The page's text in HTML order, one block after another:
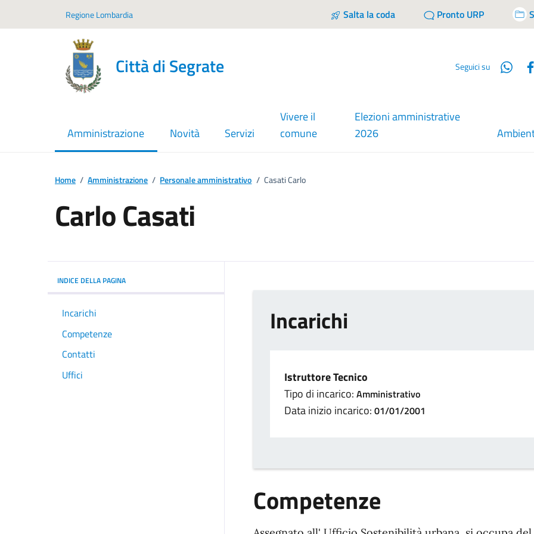
Regione Lombardia Salta la coda Pronto URP
Città di Segrate Seguici su
Amministrazione
menu selezionato Novità Servizi
Vivere il
comune
Elezioni amministrative
2026
Home / Amministrazione / Personale amministrativo / Casati Carlo
Carlo Casati
INDICE DELLA PAGINA
Incarichi
Competenze
Contatti
Uffici
Incarichi
Istruttore Tecnico
Tipo di incarico:Amministrativo
Data inizio incarico:01/01/2001
Competenze